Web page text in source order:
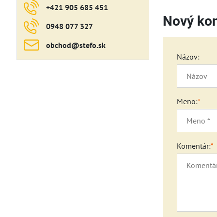
Nový
Názov:
Meno:*
Komentár:*
+421 905 685 451
0948 077 327
obchod​@stefo​.sk